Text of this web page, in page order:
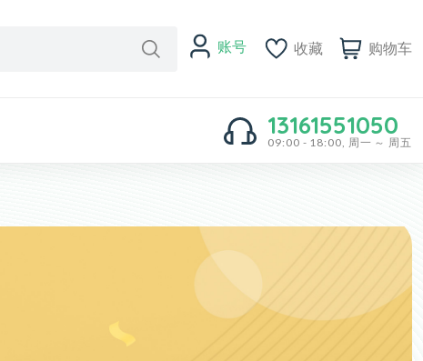
账号 收藏 购物车
13161551050
09:00 - 18:00, 周一 ～ 周五